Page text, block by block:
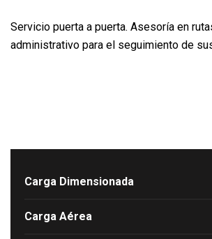
Servicio puerta a puerta. Asesoría en
administrativo para el seguimiento de
Carga Dimensionada
Carga Aérea